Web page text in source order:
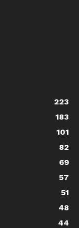
223
183
101
82
69
57
51
48
44